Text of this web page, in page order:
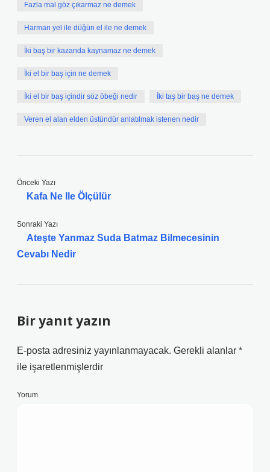
Fazla mal göz çıkarmaz ne demek
Harman yel ile düğün el ile ne demek
İki baş bir kazanda kaynamaz ne demek
İki el bir baş için ne demek
İki el bir baş içindir söz öbeği nedir İki taş bir baş ne demek
Veren el alan elden üstündür anlatılmak istenen nedir
Önceki Yazı
Kafa Ne Ile Ölçülür
Sonraki Yazı
Ateşte Yanmaz Suda Batmaz Bilmecesinin
Cevabı Nedir
Bir yanıt yazın
E-posta adresiniz yayınlanmayacak. Gerekli alanlar *
ile işaretlenmişlerdir
Yorum